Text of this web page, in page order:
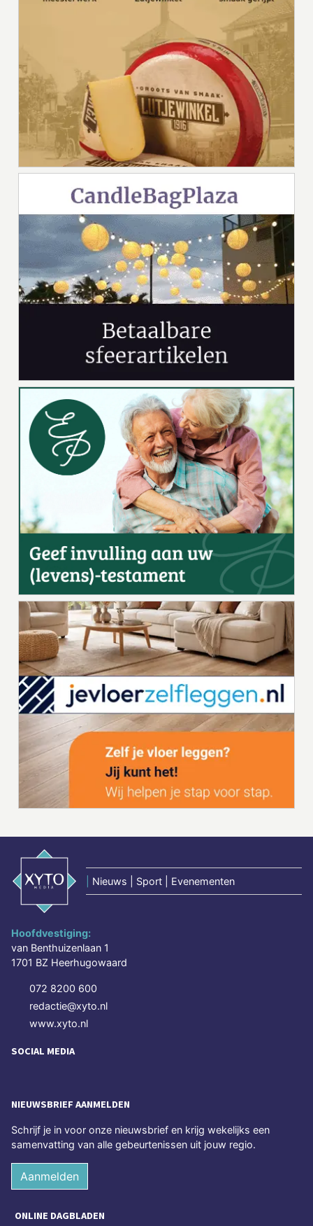
Nieuws | Sport | Evenementen
Hoofdvestiging:
van Benthuizenlaan 1
1701 BZ Heerhugowaard
072 8200 600
redactie@xyto.nl
www.xyto.nl
SOCIAL MEDIA
NIEUWSBRIEF AANMELDEN
Schrijf je in voor onze nieuwsbrief en krijg wekelijks een
samenvatting van alle gebeurtenissen uit jouw regio.
Aanmelden
ONLINE DAGBLADEN